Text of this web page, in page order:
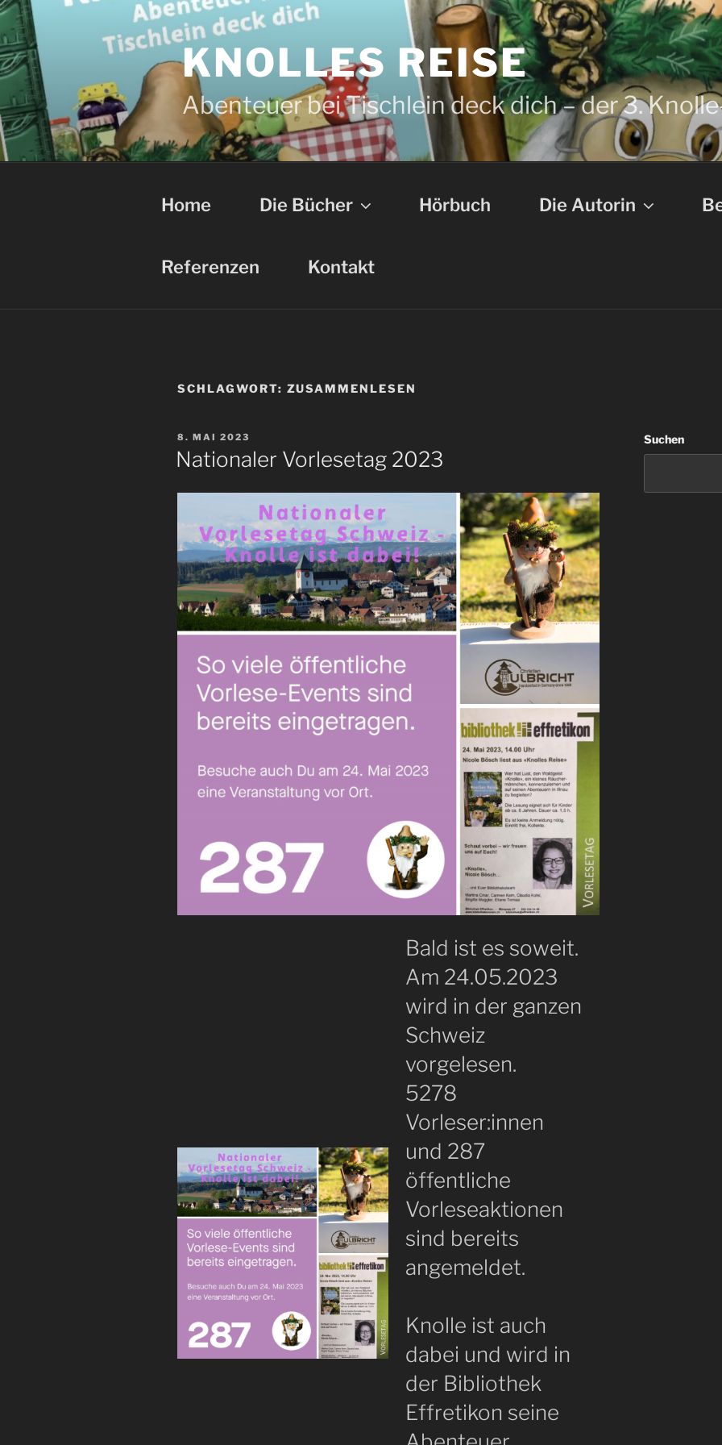
Zum
Inhalt
springen
KNOLLES REISE
Abenteuer bei Tischlein deck dich – der 3.
Home Die Bücher Hörbuch Die Autorin
Referenzen Kontakt
SCHLAGWORT: ZUSAMMENLESEN
VERÖFFENTLICHT
AM
8. MAI 2023
Nationaler Vorlesetag 2023
Bald ist es soweit.
Am 24.05.2023
wird in der ganzen
Schweiz
vorgelesen.
5278
Vorleser:innen
und 287
öffentliche
Vorleseaktionen
sind bereits
angemeldet.
Knolle ist auch
dabei und wird in
der Bibliothek
Effretikon seine
Suchen